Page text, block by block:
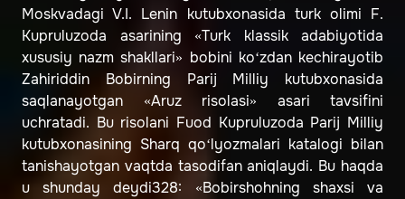
Moskvadagi V.I. Lenin kutubxonasida turk olimi F.
Kupruluzoda asarining «Turk klassik adabiyotida
xususiy nazm shakllari» bobini ko‘zdan kechirayotib
Zahiriddin Bobirning Parij Milliy kutubxonasida
saqlanayotgan «Aruz risolasi» asari tavsifini
uchratadi. Bu risolani Fuod Kupruluzoda Parij Milliy
kutubxonasining Sharq qo‘lyozmalari katalogi bilan
tanishayotgan vaqtda tasodifan aniqlaydi. Bu haqda
u shunday deydi328: «Bobirshohning shaxsi va